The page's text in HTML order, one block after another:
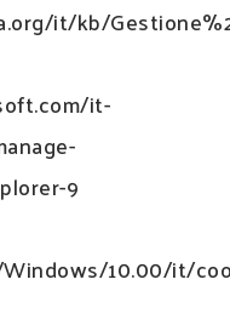
it/kb/
it-
9
10.00/it/